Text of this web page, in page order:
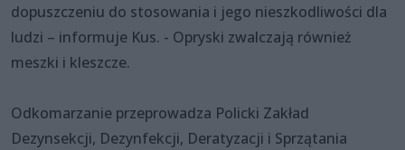
dopuszczeniu do stosowania i jego nieszkodliwości dla
ludzi – informuje Kus. - Opryski zwalczają również
meszki i kleszcze.
Odkomarzanie przeprowadza Policki Zakład
Dezynsekcji, Dezynfekcji, Deratyzacji i Sprzątania